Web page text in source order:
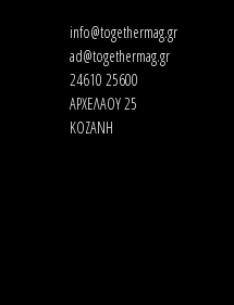
info@togethermag.gr
ad@togethermag.gr
24610 25600
ΑΡΧΕΛΑΟΥ 25
ΚΟΖΑΝΗ